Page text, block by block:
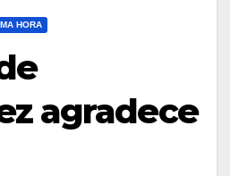
HORA
agradece